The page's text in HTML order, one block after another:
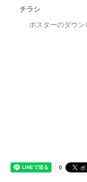
チラシ
ポスターのダウン